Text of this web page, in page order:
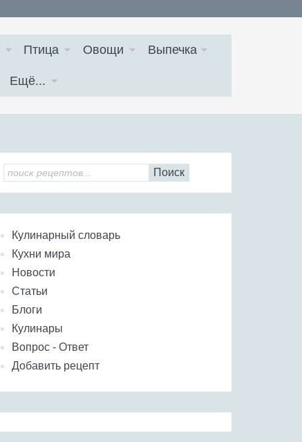
Птица Овощи Выпечка
Ещё...
Поиск
Кулинарный словарь
Кухни мира
Новости
Статьи
Блоги
Кулинары
Вопрос - Ответ
Добавить рецепт